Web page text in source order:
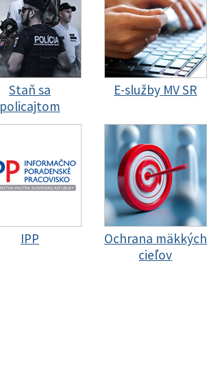
Staň sa
policajtom
E-služby MV SR
IPP
Ochrana mäkkých
cieľov